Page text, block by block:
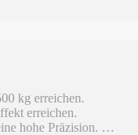
kg erreichen.
erreichen.
hohe Präzision.